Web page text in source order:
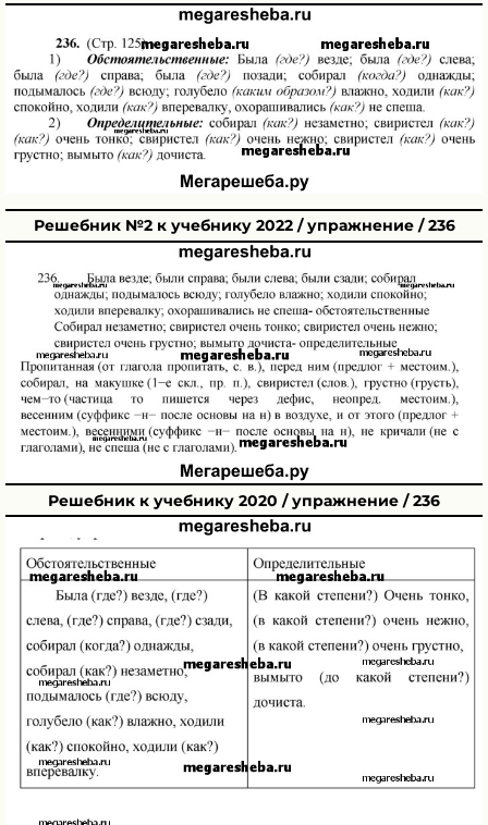
Решебник №2 к учебнику 2022 / упражнение / 236
Решебник к учебнику 2020 / упражнение / 236